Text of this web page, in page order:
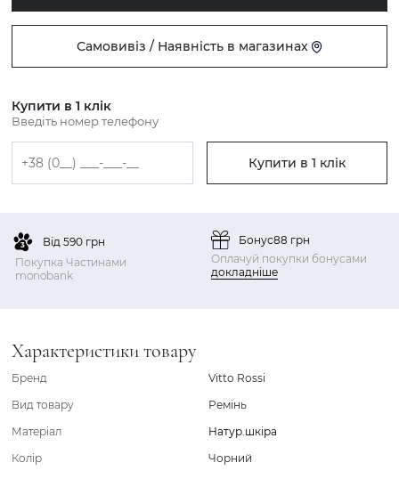
Самовивіз / Наявність в магазинах
Купити в 1 клік
Введіть номер телефону
Купити в 1 клік
Від 590 грн
Покупка Частинами
monobank
Бонус88 грн
Оплачуй покупки бонусами
докладніше
Характеристики товару
Бренд
Vitto Rossi
Вид товару
Ремінь
Матеріал
Натур.шкіра
Колір
Чорний